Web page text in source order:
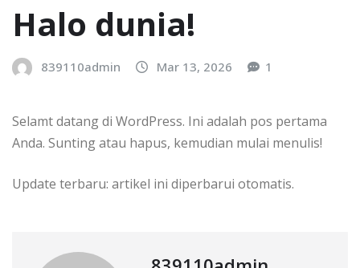
Halo dunia!
839110admin Mar 13, 2026 1
Selamt datang di WordPress. Ini adalah pos pertama
Anda. Sunting atau hapus, kemudian mulai menulis!
Update terbaru: artikel ini diperbarui otomatis.